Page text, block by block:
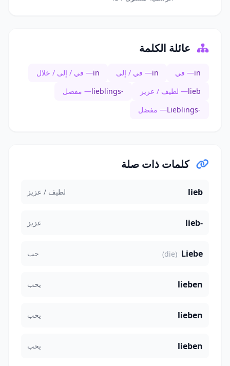
عائلة الكلمة
in— في in— في / إلى in— في / إلى / خلال
lieb— لطيف / عزيز lieblings-— مفضل
Lieblings-— مفضل
كلمات ذات صلة
lieb لطيف / عزيز
lieb- عزيز
Liebe
(die) حب
lieben يحب
lieben يحب
lieben يحب